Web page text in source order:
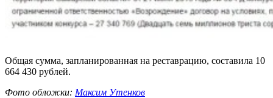
Общая сумма, запланированная на реставрацию, составила 10
664 430 рублей.
Фото обложки: Максим Утенков